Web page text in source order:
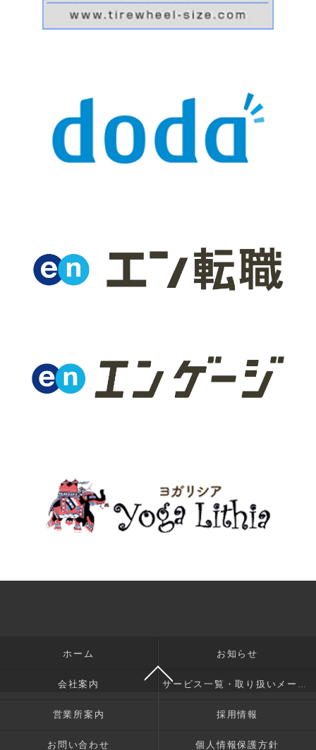
ホーム お知らせ
会社案内 サービス一覧・取り扱いメーカー
営業所案内 採用情報
お問い合わせ 個人情報保護方針